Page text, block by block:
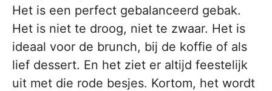
Het is een perfect gebalanceerd gebak.
Het is niet te droog, niet te zwaar. Het is
ideaal voor de brunch, bij de koffie of als
lief dessert. En het ziet er altijd feestelijk
uit met die rode besjes. Kortom, het wordt